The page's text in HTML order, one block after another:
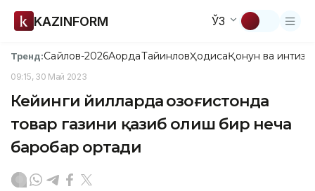
KAZINFORM ЎЗ
Тренд:Сайлов-2026АқордаТайинловҲодисаҚонун ва
09:15, 30 Май 2023
Кейинги йилларда Қозоғистонда
товар газини қазиб олиш бир неча
баробар ортади